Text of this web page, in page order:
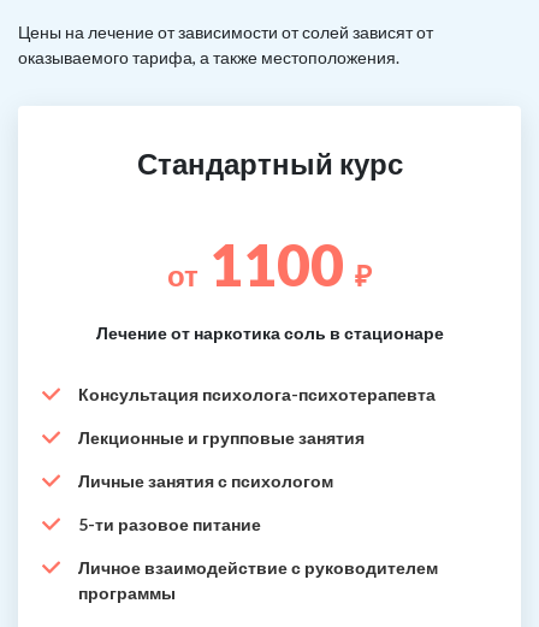
Цены на лечение от зависимости от солей зависят от
оказываемого тарифа, а также местоположения.
Стандартный курс
от 1100 ₽
Лечение от наркотика соль в стационаре
Консультация психолога-психотерапевта
Лекционные и групповые занятия
Личные занятия с психологом
5-ти разовое питание
Личное взаимодействие с руководителем
программы